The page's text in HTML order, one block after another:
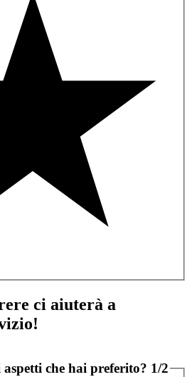
ci aiuterà a
che hai preferito? 1/2